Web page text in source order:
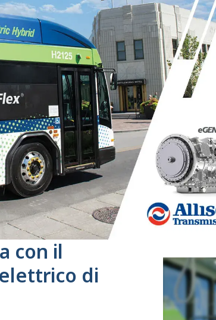
con il
di